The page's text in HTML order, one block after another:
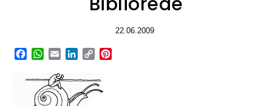
22.06.2009
Facebook
WhatsApp
EmailLinkedIn
Copy